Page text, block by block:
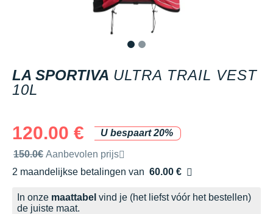
LA SPORTIVA ULTRA TRAIL VEST
10L
120.00 €
U bespaart 20%
Door het merk aanbevolen verkoopprijs
150.0€ Aanbevolen prijs
2 maandelijkse betalingen van 60.00 €
zonder kosten
In onze maattabel vind je (het liefst vóór het bestellen)
de juiste maat.